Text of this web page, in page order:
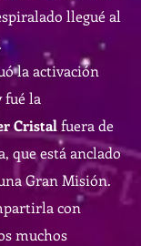
llegué al
fué la
Cristal fuera de
que está anclado
Gran Misión.
con
muchos